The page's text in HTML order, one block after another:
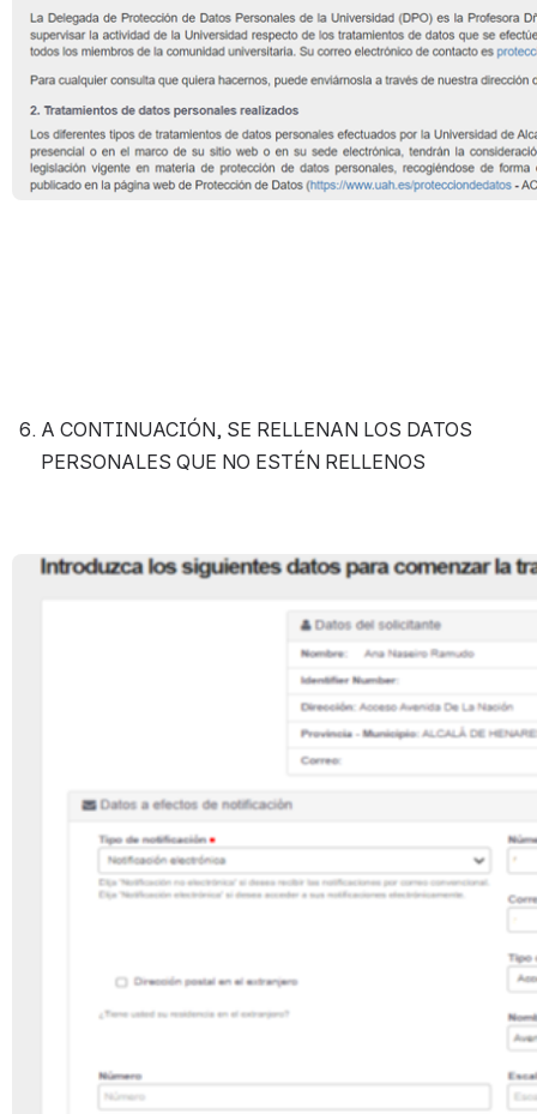
A CONTINUACIÓN, SE RELLENAN LOS DATOS
PERSONALES QUE NO ESTÉN RELLENOS
Open